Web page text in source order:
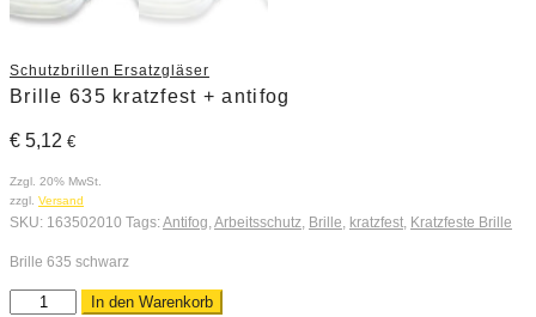
Schutzbrillen Ersatzgläser
Brille 635 kratzfest + antifog
€ 5,12 €
Zzgl. 20% MwSt.
zzgl. Versand
SKU: 163502010 Tags:Antifog Arbeitsschutz Brille kratzfest Kratzfeste Brille
Brille 635 schwarz
In den Warenkorb